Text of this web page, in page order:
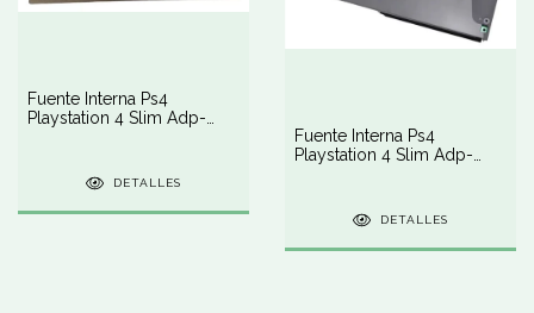
Fuente Interna Ps4
Playstation 4 Slim Adp-
DETALLES
Fuente Interna Ps4
Playstation 4 Slim Adp-
DETALLES